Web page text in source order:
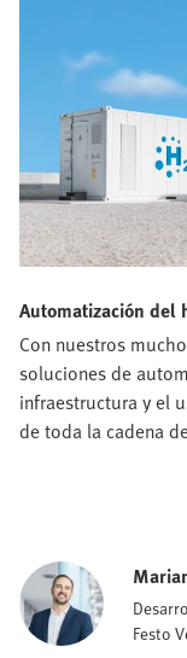
Automatización del
Con nuestros
soluciones de
infraestructura y el
de toda la cadena
Festo